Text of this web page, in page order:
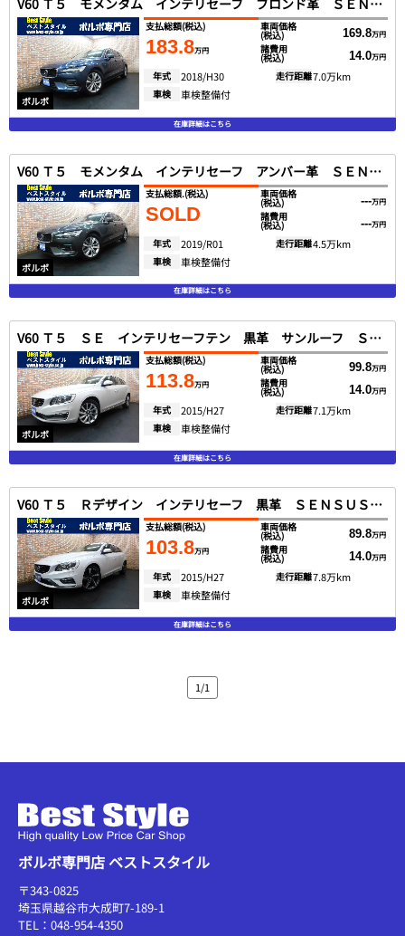
V60 Ｔ５ モメンタム インテリセーフ ブロンド革 ＳＥＮＳＵＳ ＤＴＶ バックカメラ スマートキー ＤＳＲＣ ＬＥＤヘッド Ｐアシスト １オナ ２０１９モデル
ボルボ
支払総額(税込)
183.8万円
車両価格
(税込) 169.8万円
諸費用
(税込) 14.0万円
年式 2018/H30 走行距離7.0万km
車検 車検整備付
在庫詳細はこちら
V60 Ｔ５ モメンタム インテリセーフ アンバー革 ＳＥＮＳＵＳ ＤＴＶ バックカメラ スマートキー ＤＳＲＣ ＬＥＤヘッド Ｐアシスト １オナ ２０１９モデル
ボルボ
支払総額.(税込)
SOLD
車両価格
(税込) ---万円
諸費用
(税込) ---万円
年式 2019/R01 走行距離4.5万km
車検 車検整備付
在庫詳細はこちら
V60 Ｔ５ ＳＥ インテリセーフテン 黒革 サンルーフ ＳＥＮＳＵＳ バックカメラ スマートキー ＤＳＲＣ キセノン アイシン製８速オートマ １オナ ２０１５モデル
ボルボ
支払総額(税込)
113.8万円
車両価格
(税込) 99.8万円
諸費用
(税込) 14.0万円
年式 2015/H27 走行距離7.1万km
車検 車検整備付
在庫詳細はこちら
V60 Ｔ５ Ｒデザイン インテリセーフ 黒革 ＳＥＮＳＵＳ ＤＴＶ バックカメラ スマートキー ＤＳＲＣ キセノン アイシン製８速オートマ ２０１５モデル
ボルボ
支払総額(税込)
103.8万円
車両価格
(税込) 89.8万円
諸費用
(税込) 14.0万円
年式 2015/H27 走行距離7.8万km
車検 車検整備付
在庫詳細はこちら
1/1
ボルボ専門店 ベストスタイル
〒343-0825
埼玉県越谷市大成町7-189-1
TEL：048-954-4350